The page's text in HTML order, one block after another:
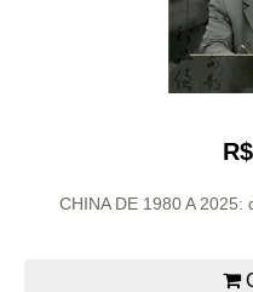
CHINA DE 1980 A 2025: